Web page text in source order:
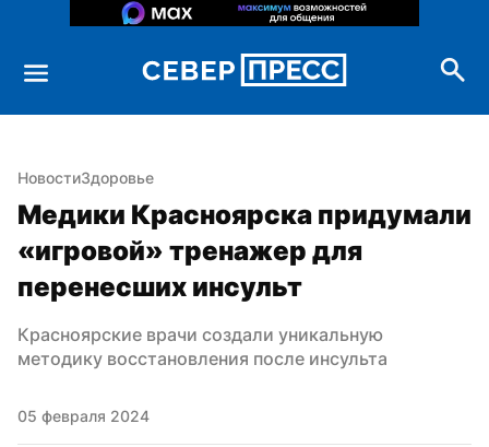
НовостиЗдоровье
Медики Красноярска придумали
«игровой» тренажер для
перенесших инсульт
Красноярские врачи создали уникальную
методику восстановления после инсульта
05 февраля 2024